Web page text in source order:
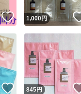
いいね！
1,000円
いいね！
845円